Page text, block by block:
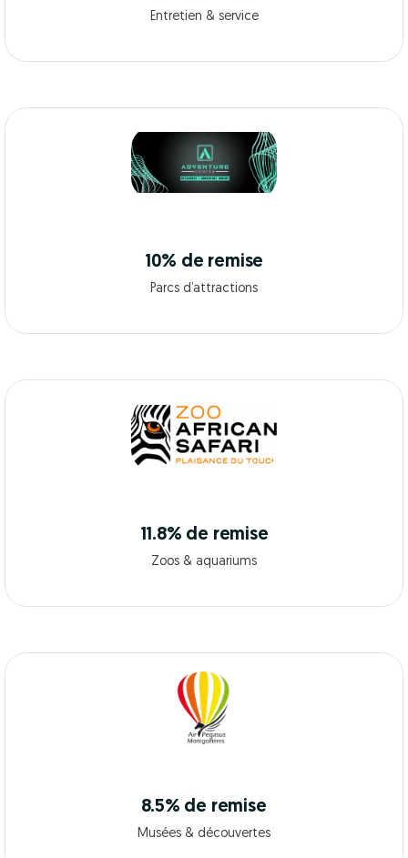
Entretien & service
10% de remise
Parcs d’attractions
11.8% de remise
Zoos & aquariums
8.5% de remise
Musées & découvertes